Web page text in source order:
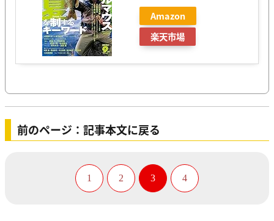
Amazon
楽天市場
前のページ：記事本文に戻る
1 2 3 4